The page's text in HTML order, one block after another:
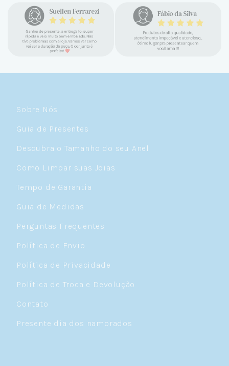
encontrar a Céu. Atendimento
personalizado, verdadeiras jóias prata 925,
mimos e brindes incríveis. Virei cliente fiel
e amo demais as pratas que são lindas, tem
um brilho incrível e preço super justo. Fora
Sobre Nós
Guia de Presentes
Descubra o Tamanho do seu Anel
Como Limpar suas Joias
Tempo de Garantia
Guia de Medidas
Perguntas Frequentes
Política de Envio
Política de Privacidade
Política de Troca e Devolução
Contato
Presente dia dos namorados